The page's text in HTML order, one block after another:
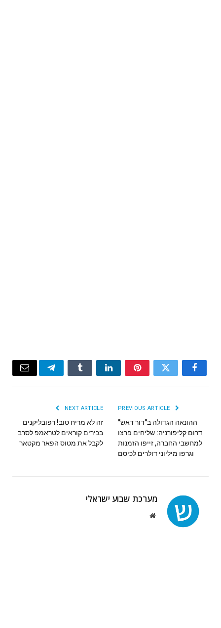
Facebook
Twitter
Pinterest
LinkedIn
Tumblr
Telegram
Email
ההונאה הגדולה ב"דור דאש"
דרום קליפורניה: שליחים פרצו
למחשבי החברה, זייפו הזמנות
וגרפו מיליוני דולרים לכיסם
NEXT ARTICLE
זה לא מריח טוב! רפובליקנים
בכירים קוראים לטראמפ לסרב
לקבל את מטוס הפאר מקטאר
מערכת שבוע ישראלי
Website